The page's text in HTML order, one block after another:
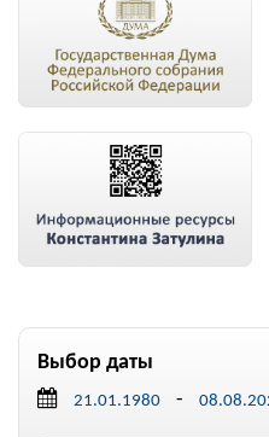
Выбор даты
-